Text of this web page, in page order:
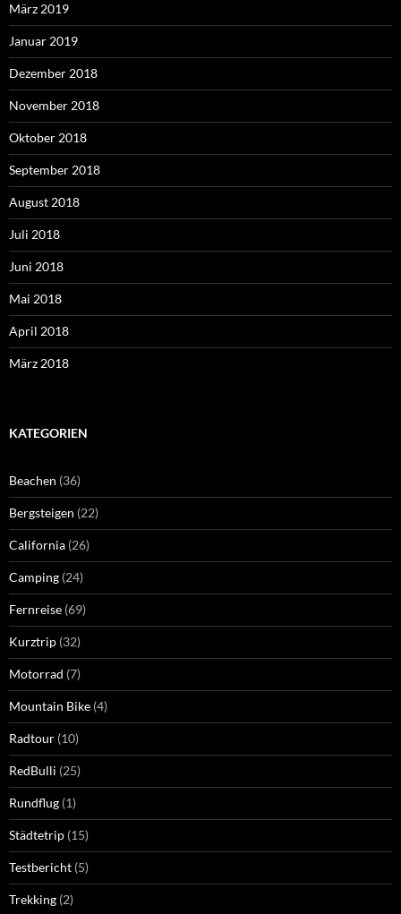
März 2019
Januar 2019
Dezember 2018
November 2018
Oktober 2018
September 2018
August 2018
Juli 2018
Juni 2018
Mai 2018
April 2018
März 2018
KATEGORIEN
Beachen (36)
Bergsteigen (22)
California (26)
Camping (24)
Fernreise (69)
Kurztrip (32)
Motorrad (7)
Mountain Bike (4)
Radtour (10)
RedBulli (25)
Rundflug (1)
Städtetrip (15)
Testbericht (5)
Trekking (2)